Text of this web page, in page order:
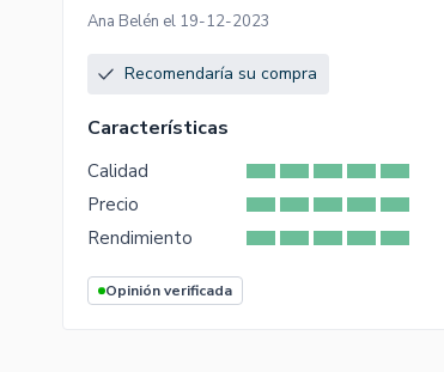
Ana Belén el 19-12-2023
Recomendaría su compra
Características
Calidad
Precio
Rendimiento
Opinión verificada